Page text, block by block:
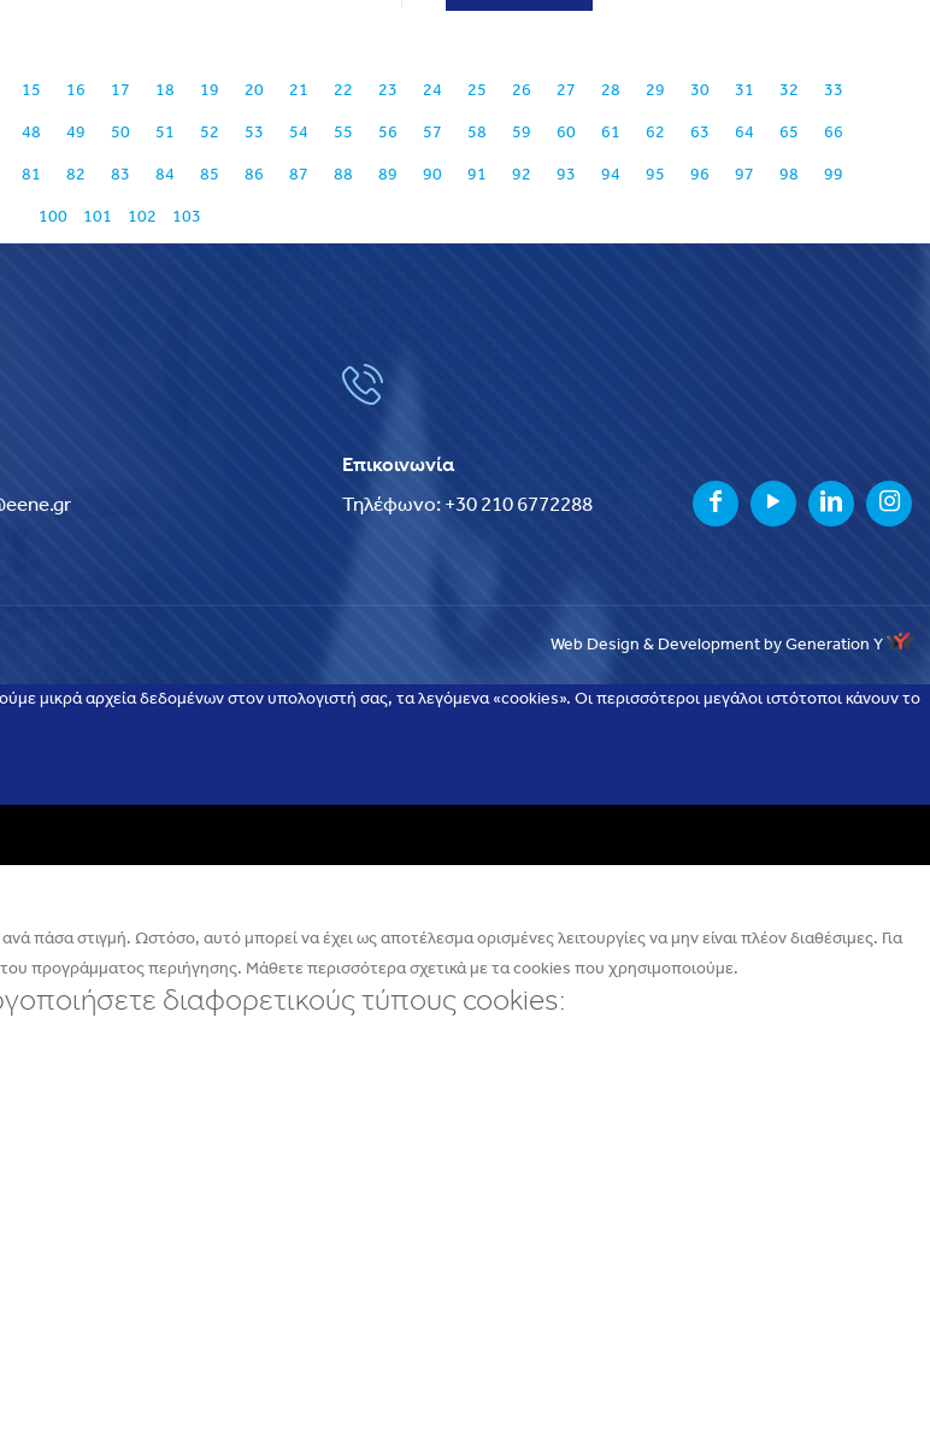
15 16 17 18 19 20 21 22 23 24 25 26 27 28 29 30 31 32 33
48 49 50 51 52 53 54 55 56 57 58 59 60 61 62 63 64 65 66
81 82 83 84 85 86 87 88 89 90 91 92 93 94 95 96 97 98 99
100 101 102 103
Επικοινωνία
Τηλέφωνο: +30 210 6772288
Web Design & Development by Generation Y
μικρά αρχεία δεδομένων στον υπολογιστή σας, τα λεγόμενα «cookies». Οι περισσότεροι μεγάλοι ιστότοποι κάνουν το
πάσα στιγμή. Ωστόσο, αυτό μπορεί να έχει ως αποτέλεσμα ορισμένες λειτουργίες να μην είναι πλέον διαθέσιμες. Για
προγράμματος περιήγησης. Μάθετε περισσότερα σχετικά με τα cookies που χρησιμοποιούμε.
διαφορετικούς τύπους cookies: